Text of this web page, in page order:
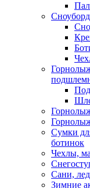
Сумки
ботинок
Чехлы,
Сани,
Зимние